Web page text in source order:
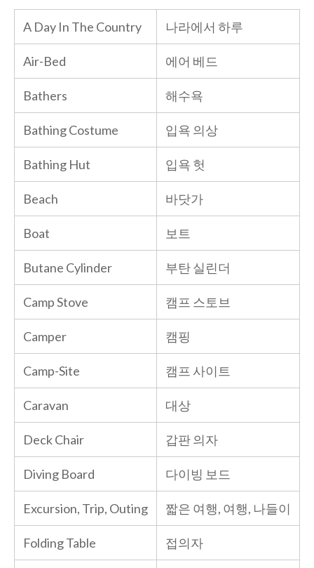
A Day In The Country 나라에서 하루
Air-Bed 에어 베드
Bathers 해수욕
Bathing Costume 입욕 의상
Bathing Hut 입욕 헛
Beach 바닷가
Boat 보트
Butane Cylinder 부탄 실린더
Camp Stove 캠프 스토브
Camper 캠핑
Camp-Site 캠프 사이트
Caravan 대상
Deck Chair 갑판 의자
Diving Board 다이빙 보드
Excursion, Trip, Outing 짧은 여행, 여행, 나들이
Folding Table 접의자